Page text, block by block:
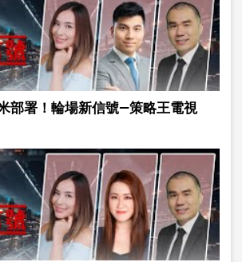
部署！輪場新信號—策略王電視